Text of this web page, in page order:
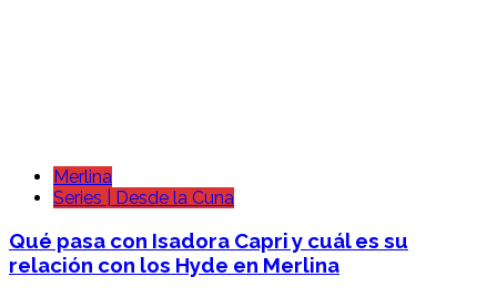
Merlina
Series | Desde la Cuna
Qué pasa con Isadora Capri y cuál es su
relación con los Hyde en Merlina